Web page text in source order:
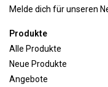
Melde dich für unseren
Produkte
Alle Produkte
Neue Produkte
Angebote